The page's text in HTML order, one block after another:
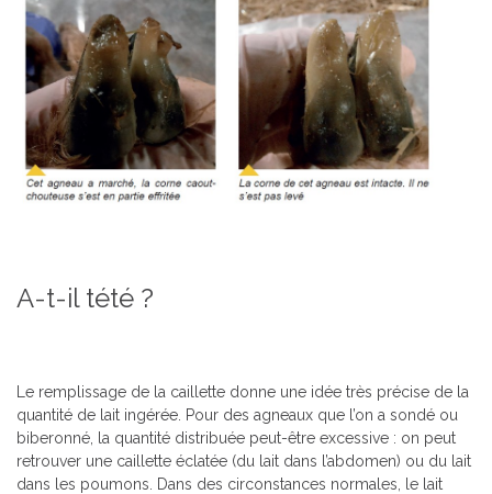
A-t-il tété ?
Le remplissage de la caillette donne une idée très précise de la
quantité de lait ingérée. Pour des agneaux que l’on a sondé ou
biberonné, la quantité distribuée peut-être excessive : on peut
retrouver une caillette éclatée (du lait dans l’abdomen) ou du lait
dans les poumons. Dans des circonstances normales, le lait